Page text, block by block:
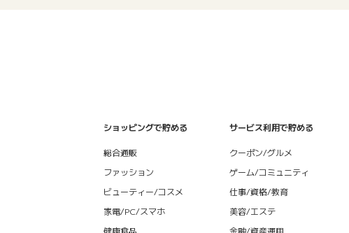
ショッピングで貯める
総合通販
ファッション
ビューティー/コスメ
家電/PC/スマホ
健康食品
サービス利用で貯める
クーポン/グルメ
ゲーム/コミュニティ
仕事/資格/教育
美容/エステ
金融/資産運用